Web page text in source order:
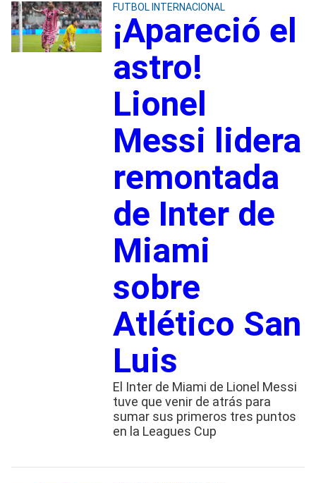
FUTBOL INTERNACIONAL
¡Apareció el
astro!
Lionel
Messi lidera
remontada
de Inter de
Miami
sobre
Atlético San
Luis
El Inter de Miami de Lionel Messi
tuve que venir de atrás para
sumar sus primeros tres puntos
en la Leagues Cup